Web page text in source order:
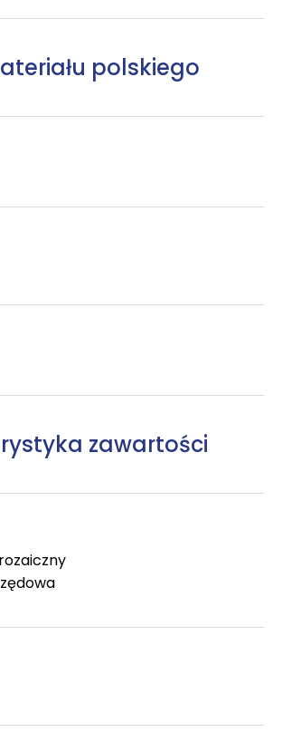
polskiego
zawartości